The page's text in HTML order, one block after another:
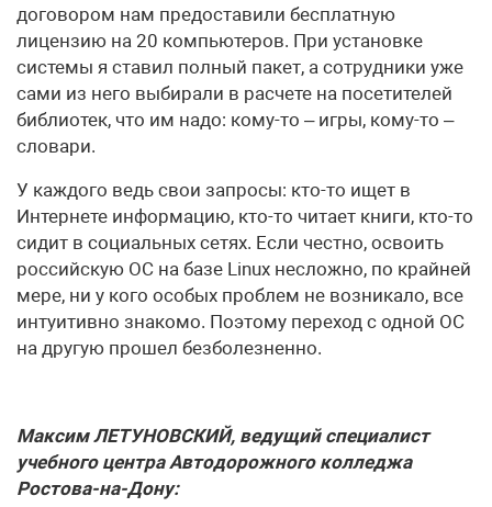
договором нам предоставили бесплатную
лицензию на 20 компьютеров. При установке
системы я ставил полный пакет, а сотрудники уже
сами из него выбирали в расчете на посетителей
библиотек, что им надо: кому-то – игры, кому-то –
словари.
У каждого ведь свои запросы: кто-то ищет в
Интернете информацию, кто-то читает книги, кто-то
сидит в социальных сетях. Если честно, освоить
российскую ОС на базе Linux несложно, по крайней
мере, ни у кого особых проблем не возникало, все
интуитивно знакомо. Поэтому переход с одной ОС
на другую прошел безболезненно.
Максим ЛЕТУНОВСКИЙ, ведущий специалист
учебного центра Автодорожного колледжа
Ростова-на-Дону: